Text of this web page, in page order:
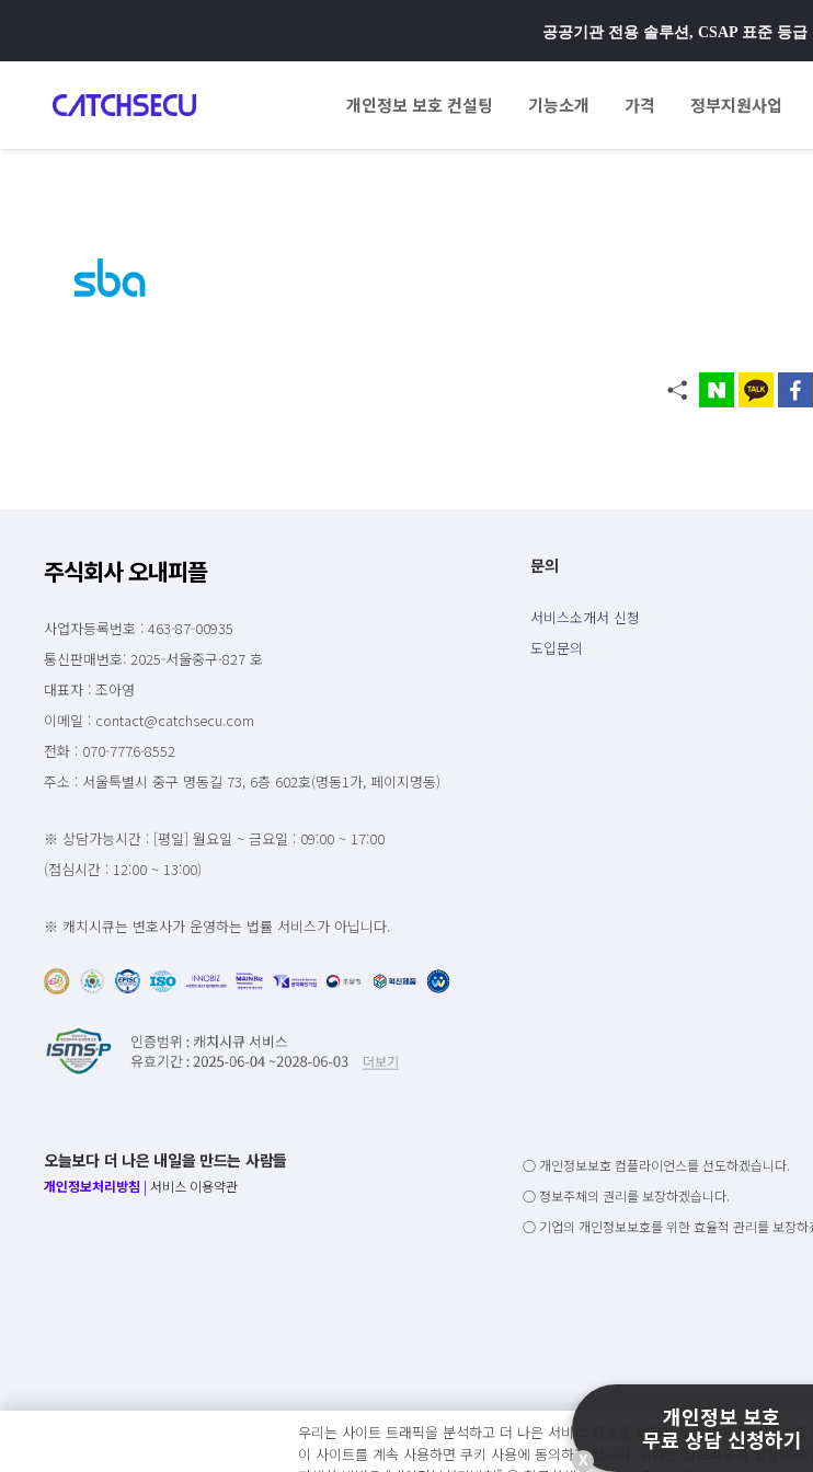
공공기관 전용 솔루션, CSAP 표준 등급
개인정보 보호 컨설팅 기능소개 가격 정부지원사업
주식회사 오내피플
사업자등록번호 : 463-87-00935
통신판매번호: 2025-서울중구-827 호
대표자 : 조아영
이메일 : contact@catchsecu.com
전화 : 070-7776-8552
주소 : 서울특별시 중구 명동길 73, 6층 602호(명동1가, 페이지명동)
※ 상담가능시간 : [평일] 월요일 ~ 금요일 : 09:00 ~ 17:00
(점심시간 : 12:00 ~ 13:00)
※ 캐치시큐는 변호사가 운영하는 법률 서비스가 아닙니다.
문의
서비스소개서 신청
도입문의
오늘보다 더 나은 내일을 만드는 사람들
개인정보처리방침 | 서비스 이용약관
○ 개인정보보호 컴플라이언스를 선도하겠습니다.
○ 정보주체의 권리를 보장하겠습니다.
○ 기업의 개인정보보호를 위한 효율적 관리를 보장하
우리는 사이트 트래픽을 분석하고 더 나은 서비스 환경을 제공하기 위하여 필수 쿠키
이 사이트를 계속 사용하면 쿠키 사용에 동의하게 됩니다. 귀하는 웹브라우져 설정에
X
개인정보 보호
무료 상담 신청하기